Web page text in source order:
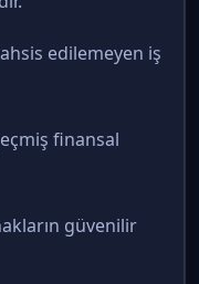
edilemeyen iş
finansal
güvenilir